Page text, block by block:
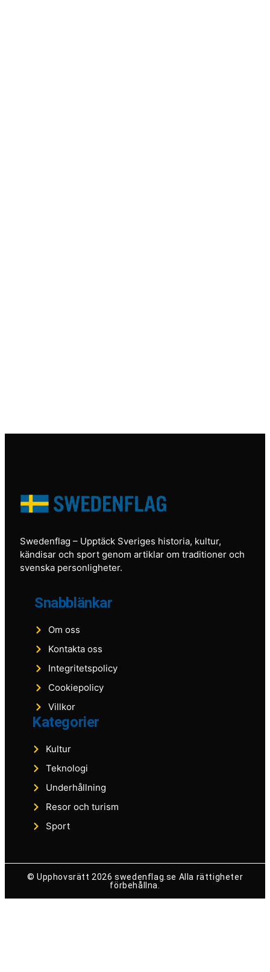
Swedenflag – Upptäck Sveriges historia, kultur,
kändisar och sport genom artiklar om traditioner och
svenska personligheter.
Snabblänkar
Om oss
Kontakta oss
Integritetspolicy
Cookiepolicy
Villkor
Kategorier
Kultur
Teknologi
Underhållning
Resor och turism
Sport
© Upphovsrätt 2026 swedenflag.se Alla rättigheter
förbehållna.